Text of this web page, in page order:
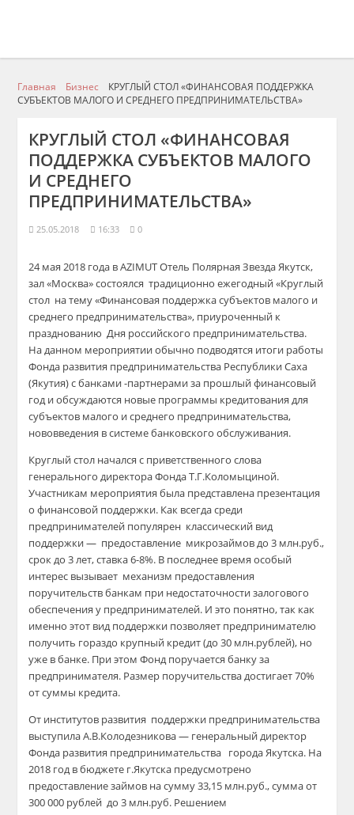
Главная Бизнес
КРУГЛЫЙ СТОЛ «ФИНАНСОВАЯ ПОДДЕРЖКА
СУБЪЕКТОВ МАЛОГО И СРЕДНЕГО ПРЕДПРИНИМАТЕЛЬСТВА»
КРУГЛЫЙ СТОЛ «ФИНАНСОВАЯ
ПОДДЕРЖКА СУБЪЕКТОВ МАЛОГО
И СРЕДНЕГО
ПРЕДПРИНИМАТЕЛЬСТВА»
25.05.2018 16:33 0
24 мая 2018 года в AZIMUT Отель Полярная Звезда Якутск,
зал «Москва» состоялся традиционно ежегодный «Круглый
стол на тему «Финансовая поддержка субъектов малого и
среднего предпринимательства», приуроченный к
празднованию Дня российского предпринимательства.
На данном мероприятии обычно подводятся итоги работы
Фонда развития предпринимательства Республики Саха
(Якутия) с банками -партнерами за прошлый финансовый
год и обсуждаются новые программы кредитования для
субъектов малого и среднего предпринимательства,
нововведения в системе банковского обслуживания.
Круглый стол начался с приветственного слова
генерального директора Фонда Т.Г.Коломыциной.
Участникам мероприятия была представлена презентация
о финансовой поддержки. Как всегда среди
предпринимателей популярен классический вид
поддержки — предоставление микрозаймов до 3 млн.руб.,
срок до 3 лет, ставка 6-8%. В последнее время особый
интерес вызывает механизм предоставления
поручительств банкам при недостаточности залогового
обеспечения у предпринимателей. И это понятно, так как
именно этот вид поддержки позволяет предпринимателю
получить гораздо крупный кредит (до 30 млн.рублей), но
уже в банке. При этом Фонд поручается банку за
предпринимателя. Размер поручительства достигает 70%
от суммы кредита.
От институтов развития поддержки предпринимательства
выступила А.В.Колодезникова — генеральный директор
Фонда развития предпринимательства города Якутска. На
2018 год в бюджете г.Якутска предусмотрено
предоставление займов на сумму 33,15 млн.руб., сумма от
300 000 рублей до 3 млн.руб. Решением